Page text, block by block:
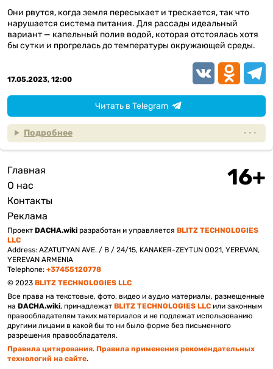
Они рвутся, когда земля пересыхает и трескается, так что
нарушается система питания. Для рассады идеальный
вариант — капельный полив водой, которая отстоялась хотя
бы сутки и прогрелась до температуры окружающей среды.
17.05.2023, 12:00
VK
Читать в Telegram
Подробнее
Подвал
Главная
О нас
Контакты
Реклама
Проект DACHA.wiki разработан и управляется BLITZ TECHNOLOGIES
LLC
Address: AZATUTYAN AVE. / B / 24/15, KANAKER-ZEYTUN 0021, YEREVAN,
YEREVAN ARMENIA
Telephone: +37455120778
© 2023 BLITZ TECHNOLOGIES LLC
Все права на текстовые, фото, видео и аудио материалы, размещенные
на DACHA.wiki, принадлежат BLITZ TECHNOLOGIES LLC или законным
правообладателям таких материалов и не подлежат использованию
другими лицами в какой бы то ни было форме без письменного
разрешения правообладателя.
Правила цитирования. Правила применения рекомендательных
технологий на сайте.